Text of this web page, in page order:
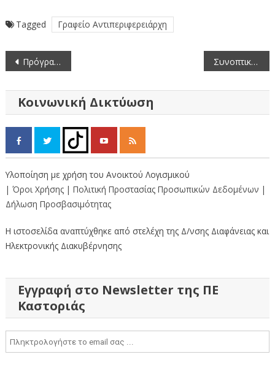
Tagged Γραφείο Αντιπεριφερειάρχη
Πλοήγηση
Πρόγραμμα ενεργητικής επιτήρησης της λύσσας, για την αξιολόγηση της αποτελεσματικότητας των εμβολιασμών των κόκκινων αλεπούδων για την άνοιξη 2017. Συνοπτικός διαγωνισμός για την ανάθεση του έργου: «Αποκαταστάσεις και καθαρισμοί στην περιοχή του φράγματος Βασιλειάδας», προϋπολογισμoύ 30.650€
Κοινωνική Δικτύωση
Υλοποίηση με χρήση του Ανοικτού Λογισμικού
| Όροι Χρήσης | Πολιτική Προστασίας Προσωπικών Δεδομένων |
Δήλωση Προσβασιμότητας
Η ιστοσελίδα αναπτύχθηκε από στελέχη της Δ/νσης Διαφάνειας και
Ηλεκτρονικής Διακυβέρνησης
Εγγραφή στο Newsletter της ΠΕ
Καστοριάς